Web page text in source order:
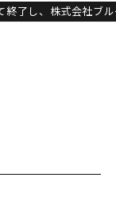
了し、株式会社ブル